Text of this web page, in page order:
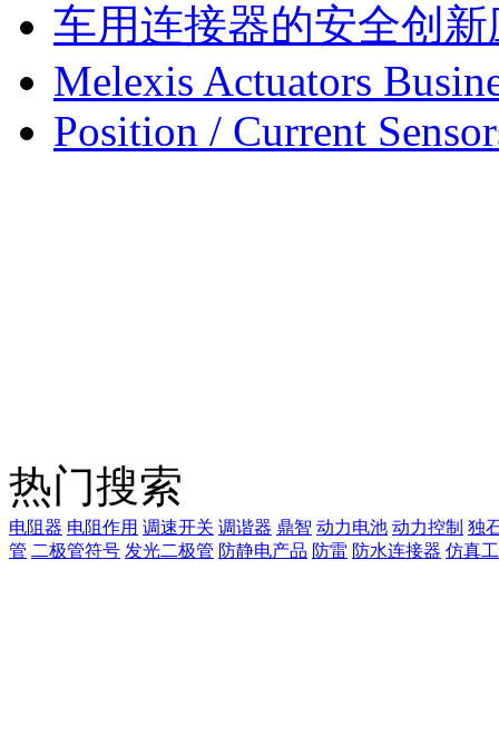
车用连接器的安全创新
Melexis Actuators
Position / Current
热门搜索
电阻器 电阻作用 调速开关 调谐器 鼎智 动力电池 动力控制 独
管 二极管符号 发光二极管 防静电产品 防雷 防水连接器 仿真